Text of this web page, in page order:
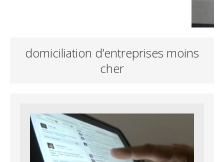
domiciliation d’entreprises moins
cher